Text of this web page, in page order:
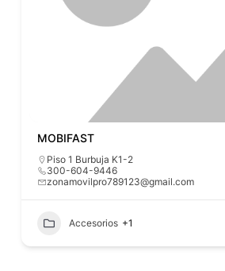
MOBIFAST
Piso 1 Burbuja K1-2
300-604-9446
zonamovilpro789123@gmail.com
Accesorios +1